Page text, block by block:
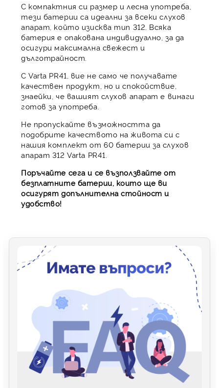
С компактния си размер и лесна употреба,
тези батерии са идеални за всеки слухов
апарат, който изисква тип 312. Всяка
батерия е опакована индивидуално, за да
осигури максимална свежест и
дълготрайност.
С Varta PR41, вие не само че получавате
качествен продукт, но и спокойствие,
знаейки, че вашият слухов апарат е винаги
готов за употреба.
Не пропускайте възможността да
подобрите качеството на живота си с
нашия комплект от 60 батерии за слухов
апарат 312 Varta PR41.
Поръчайте сега и се възползвайте от
безплатните батерии, които ще ви
осигурят допълнителна стойност и
удобство!